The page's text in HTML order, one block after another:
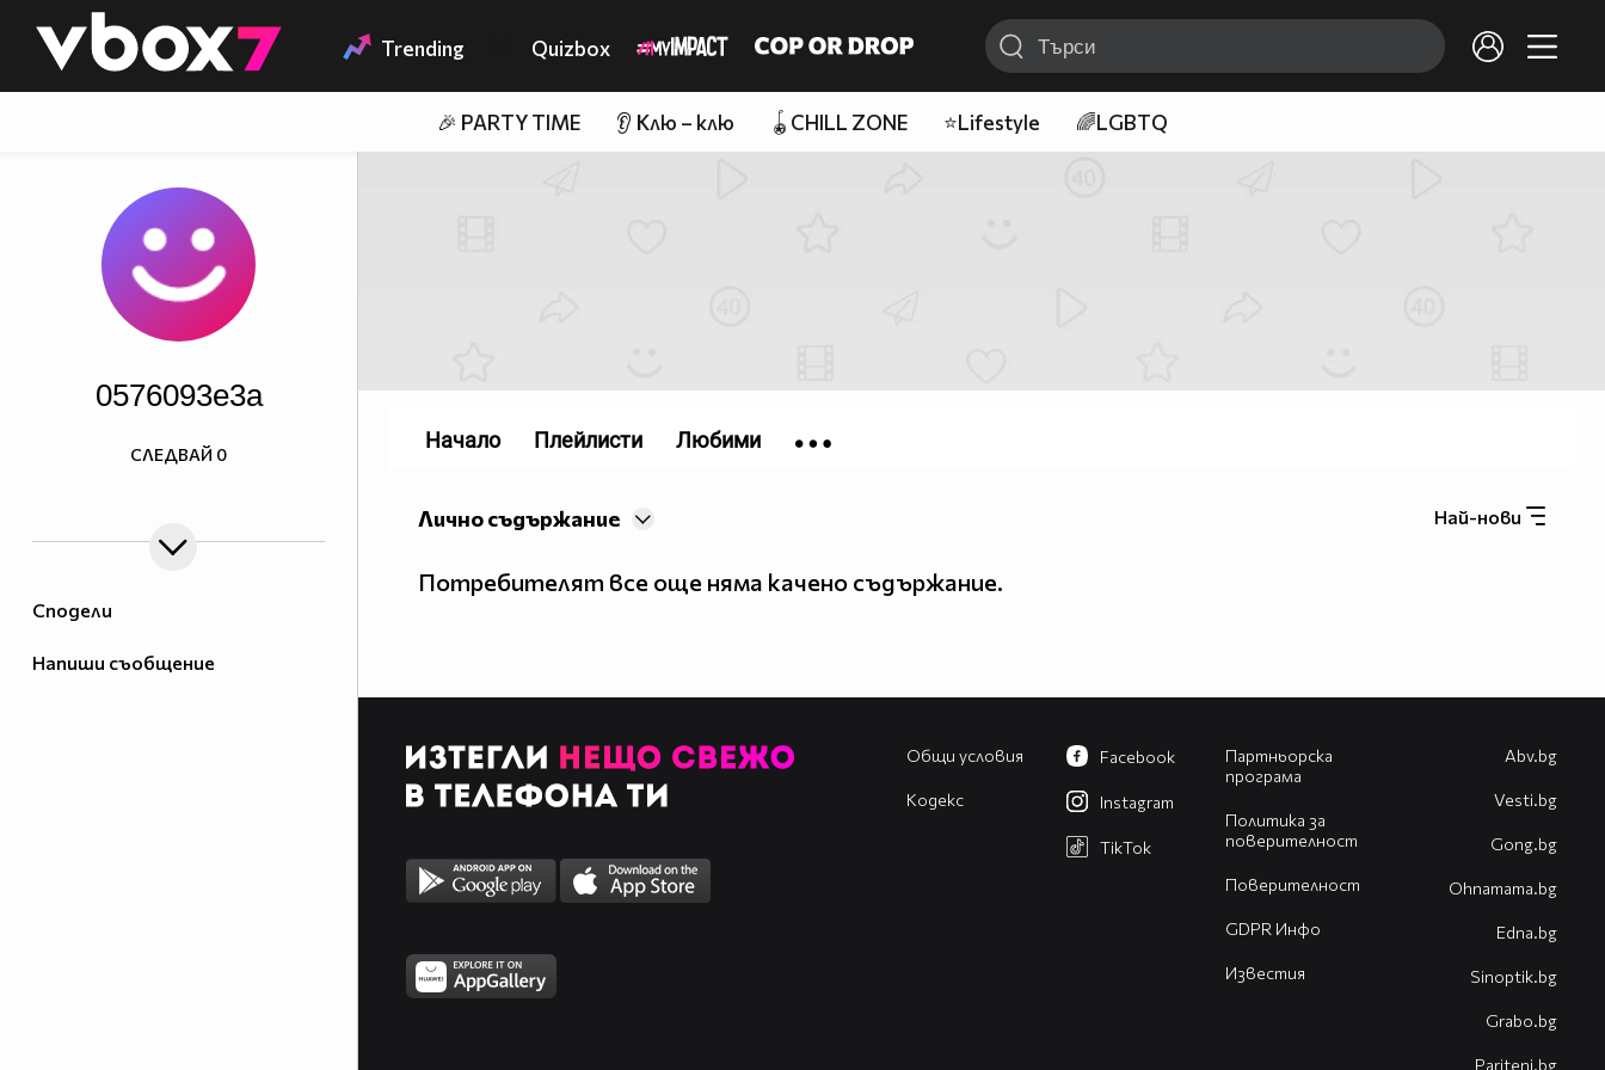
👾 Trending Quizbox
🎉 PARTY TIME 👂 Клю – клю 🪀CHILL ZONE ⭐Lifestyle 🌈LGBTQ
Сподели
Напиши съобщение
0576093e3a
СЛЕДВАЙ 0
Най-нови
Лично съдържание
Потребителят все още няма качено съдържание.
Начало Плейлисти Любими
Общи условия
Кодекс
Партньорска
програма
Политика за
поверителност
Поверителност
GDPR Инфо
Известия
Facebook
Instagram
TikTok
Abv.bg
Vesti.bg
Gong.bg
Оhnamama.bg
Edna.bg
Sinoptik.bg
Grabo.bg
Pariteni.bg